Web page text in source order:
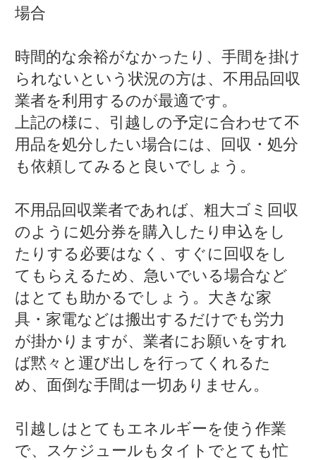
場合
時間的な余裕がなかったり、手間を掛け
られないという状況の方は、不用品回収
業者を利用するのが最適です。
上記の様に、引越しの予定に合わせて不
用品を処分したい場合には、回収・処分
も依頼してみると良いでしょう。
不用品回収業者であれば、粗大ゴミ回収
のように処分券を購入したり申込をし
たりする必要はなく、すぐに回収をし
てもらえるため、急いでいる場合など
はとても助かるでしょう。大きな家
具・家電などは搬出するだけでも労力
が掛かりますが、業者にお願いをすれ
ば黙々と運び出しを行ってくれるた
め、面倒な手間は一切ありません。
引越しはとてもエネルギーを使う作業
で、スケジュールもタイトでとても忙